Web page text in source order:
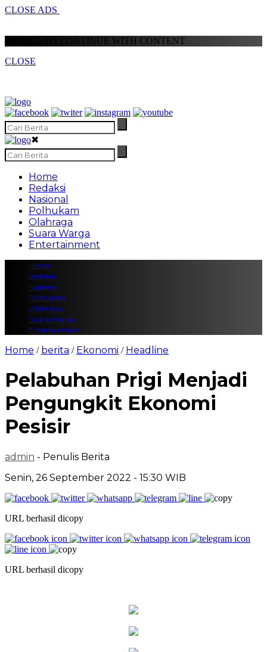
CLOSE ADS
SCROLL TO CONTINUE WITH CONTENT
CLOSE
✖
Home
Redaksi
Nasional
Polhukam
Olahraga
Suara Warga
Entertainment
Home
Redaksi
Nasional
Polhukam
Olahraga
Suara Warga
Entertainment
Home / berita / Ekonomi / Headline
Pelabuhan Prigi Menjadi
Pengungkit Ekonomi
Pesisir
admin - Penulis Berita
Senin, 26 September 2022 - 15:30 WIB
URL berhasil dicopy
URL berhasil dicopy